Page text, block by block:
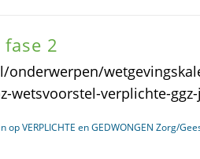
2
wetsvoorstel-verplichte-
op VERPLICHTE en GEDWONGEN Zorg/